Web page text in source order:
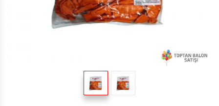
BALON ŞIŞIRME MAKINALARI
IŞIKLI BALON,LED IŞIKLI BALON